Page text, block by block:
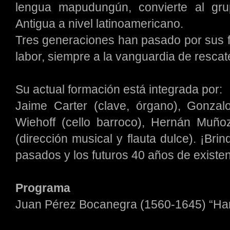
lengua mapudungún, convierte al
Antigua a nivel latinoamericano.
Tres generaciones han pasado por
labor, siempre a la vanguardia de
Su actual formación está integrada por:
Jaime Carter (clave, órgano),
Wiehoff (cello barroco), Hernán
(dirección musical y flauta dulce).
pasados y los futuros 40 años de
Programa
Juan Pérez Bocanegra (1560-1645)